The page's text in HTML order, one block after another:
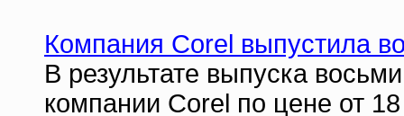
Компания Corel выпустила
В результате выпуска
компании Corel по цене от